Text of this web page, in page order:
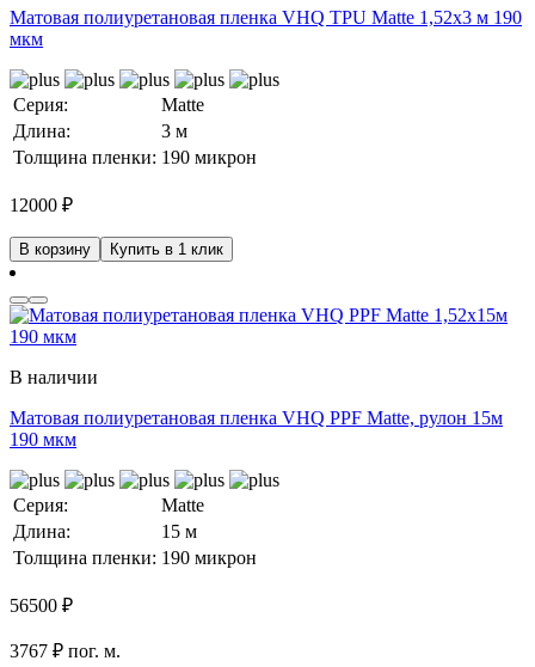
Матовая полиуретановая пленка VHQ TPU Matte 1,52х3 м 190
мкм
Серия:
Matte
Длина:
3 м
Толщина пленки: 190 микрон
12000 ₽
В корзину Купить в 1 клик
В наличии
Матовая полиуретановая пленка VHQ PPF Matte, рулон 15м
190 мкм
Серия:
Matte
Длина:
15 м
Толщина пленки: 190 микрон
56500 ₽
3767 ₽ пог. м.